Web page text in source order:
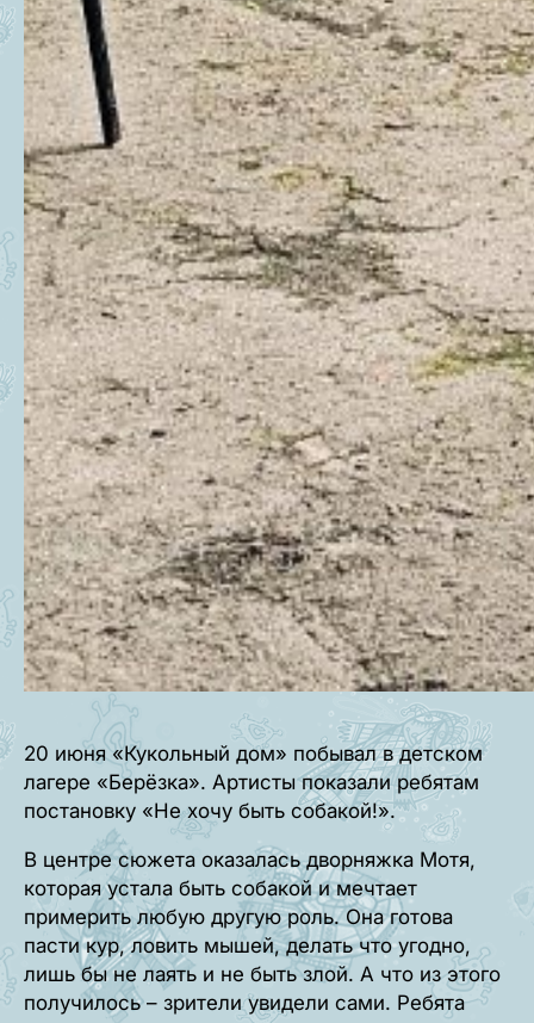
20 июня «Кукольный дом» побывал в детском
лагере «Берёзка». Артисты показали ребятам
постановку «Не хочу быть собакой!».
В центре сюжета оказалась дворняжка Мотя,
которая устала быть собакой и мечтает
примерить любую другую роль. Она готова
пасти кур, ловить мышей, делать что угодно,
лишь бы не лаять и не быть злой. А что из этого
получилось – зрители увидели сами. Ребята